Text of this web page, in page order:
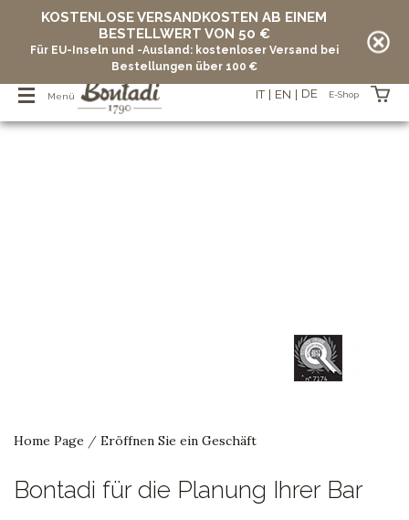
KOSTENLOSE VERSANDKOSTEN AB EINEM
BESTELLWERT VON 50 €
Für EU-Inseln und -Ausland: kostenloser Versand bei
Bestellungen über 100 €
Menü E-Shop
IT EN DE
Home Page / Eröffnen Sie ein Geschäft
Bontadi für die Planung Ihrer Bar